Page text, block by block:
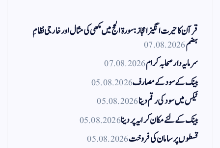
قرآن کا حیرت انگیز اعجاز: سورۃ الحج میں مکھی کی مثال اور خارجی نظامِ
ہضم07.08.2026
سرمایہ دار صحابہ کرام07.08.2026
بینک کے سود کے مصارف05.08.2026
ٹیکس میں سود کی رقم دینا05.08.2026
بینک کے لئے مکان کرایہ پر دینا05.08.2026
قسطوں پر سامان کی فروخت05.08.2026